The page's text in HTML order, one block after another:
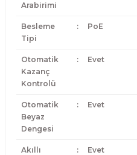
Arabirimi
Besleme
Tipi
: PoE
Otomatik
Kazanç
Kontrolü
: Evet
Otomatik
Beyaz
Dengesi
: Evet
Akıllı
: Evet